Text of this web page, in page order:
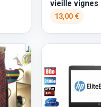
vieille vignes
13,00 €